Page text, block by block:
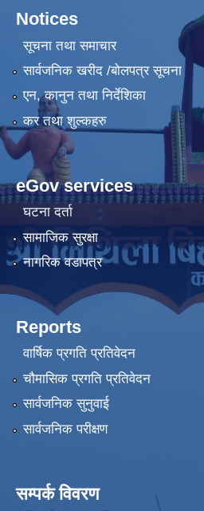
Notices
सूचना तथा समाचार
सार्वजनिक खरीद /बोलपत्र सूचना
एन, कानुन तथा निर्देशिका
कर तथा शुल्कहरु
eGov services
घटना दर्ता
सामाजिक सुरक्षा
नागरिक वडापत्र
Reports
वार्षिक प्रगति प्रतिवेदन
चौमासिक प्रगति प्रतिवेदन
सार्वजनिक सुनुवाई
सार्वजनिक परीक्षण
सम्पर्क विवरण